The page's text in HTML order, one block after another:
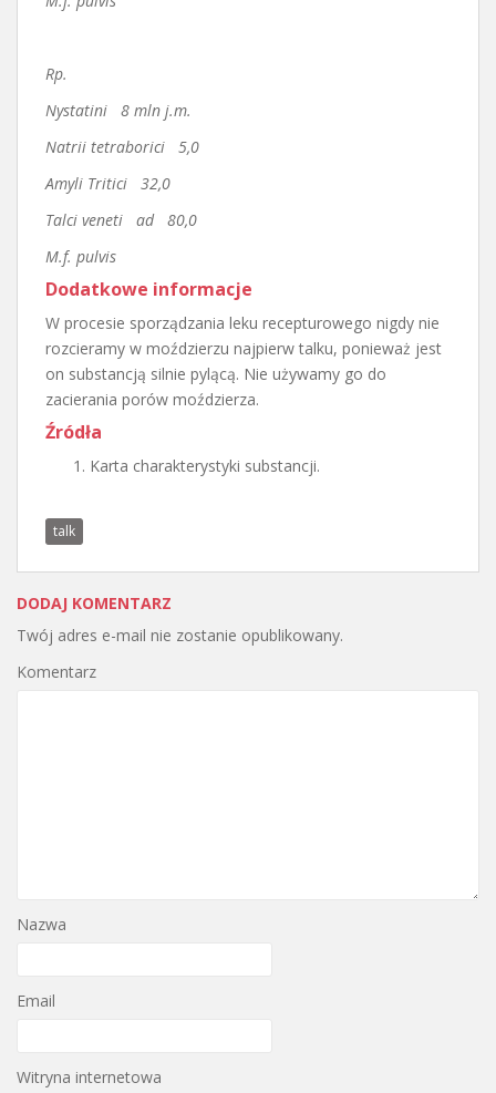
Rp.
Nystatini 8 mln j.m.
Natrii tetraborici 5,0
Amyli Tritici 32,0
Talci veneti ad 80,0
M.f. pulvis
Dodatkowe informacje
W procesie sporządzania leku recepturowego nigdy nie
rozcieramy w moździerzu najpierw talku, ponieważ jest
on substancją silnie pylącą. Nie używamy go do
zacierania porów moździerza.
Źródła
Karta charakterystyki substancji.
talk
DODAJ KOMENTARZ
Twój adres e-mail nie zostanie opublikowany.
Komentarz
Nazwa
Email
Witryna internetowa